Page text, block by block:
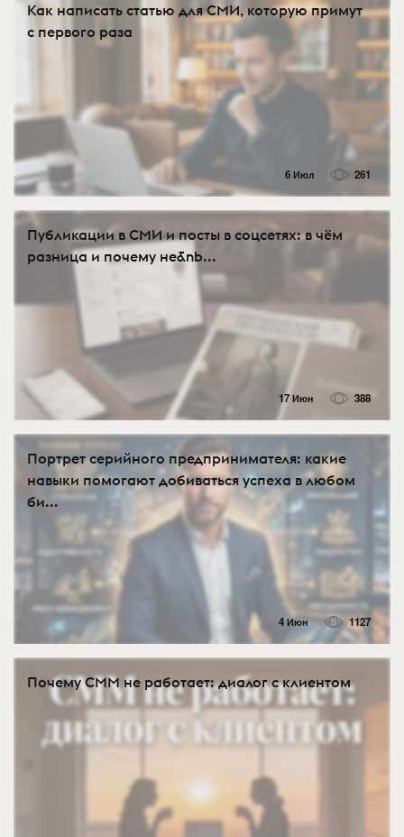
Как написать статью для СМИ, которую примут
с первого раза
6 Июл 261
Публикации в СМИ и посты в соцсетях: в чём
разница и почему не&nb...
17 Июн 388
Портрет серийного предпринимателя: какие
навыки помогают добиваться успеха в любом
би...
4 Июн 1127
Почему СММ не работает: диалог с клиентом